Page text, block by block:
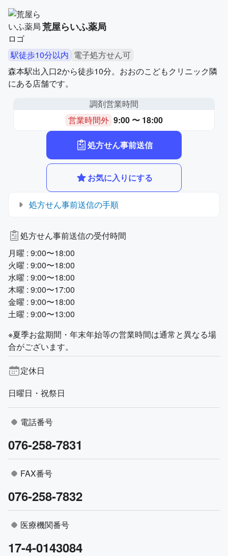
荒屋らいふ薬局
駅徒歩10分以内 電子処方せん可
森本駅出入口2から徒歩10分。おおのこどもクリニック隣
にある店舗です。
調剤営業時間
営業時間外 9:00 〜 18:00
処方せん事前送信
お気に入りにする
処方せん事前送信の手順
処方せん事前送信の受付時間
月曜 : 9:00〜18:00
火曜 : 9:00〜18:00
水曜 : 9:00〜18:00
木曜 : 9:00〜17:00
金曜 : 9:00〜18:00
土曜 : 9:00〜13:00
※夏季お盆期間・年末年始等の営業時間は通常と異なる場
合がございます。
定休日
日曜日・祝祭日
電話番号
076-258-7831
FAX番号
076-258-7832
医療機関番号
17-4-0143084